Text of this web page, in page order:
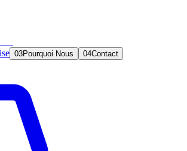
03Pourquoi Nous 04Contact